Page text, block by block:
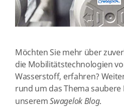
Möchten Sie mehr über
die Mobilitätstechnologien
Wasserstoff, erfahren?
rund um das Thema saubere
unseremSwagelok Blog.